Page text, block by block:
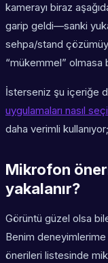
kamerayı biraz
garip geldi—sanki
sehpa/stand
“mükemmel” olmasa
İsterseniz şu içeriğe
uygulamaları nasıl
daha verimli
Mikrofon
yakalanır?
Görüntü güzel olsa
Benim
önerileri listesinde